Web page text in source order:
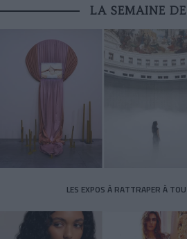
LA SEMAINE
LES EXPOS À RATTRAPER À